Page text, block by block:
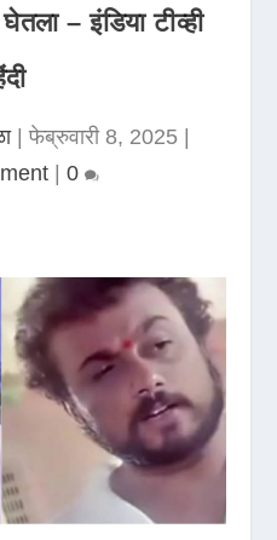
– इंडिया टीव्ही
|फेब्रुवारी 8, 2025
0